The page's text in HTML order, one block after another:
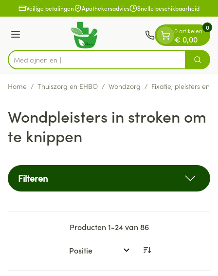
Ga naar de inhoud
1 van 1Veilige betalingen Apothekersadvies Snelle beschikbaarheid
Menu
Product, merk, categorie... Zoek
0 artikelen
€ 0,00
0
Home / Thuiszorg en EHBO / Wondzorg / Fixatie, pleisters en
Wondpleisters in stroken om
te knippen
Filteren
Producten1-24van86
Sorteer op: